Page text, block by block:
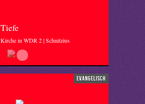
Tiefe
Kirche in WDR 2 | Schnitzius
evangelisch